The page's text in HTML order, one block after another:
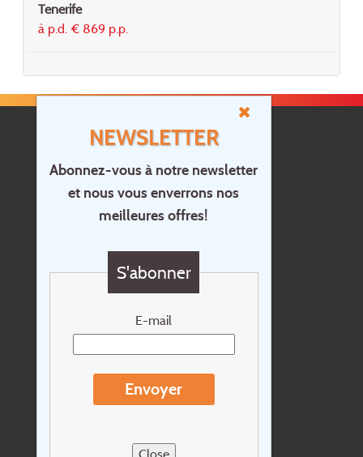
NEWSLETTER
Abonnez-vous à notre newsletter
et nous vous enverrons nos
meilleures offres!
S'abonner
E-mail
Envoyer
Close
Tenerife
à p.d. € 869 p.p.
Accueil
Contact
Questions?
Newsletter
Conditions de voyage
Sitemap